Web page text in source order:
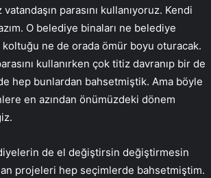
parasını kullanıyoruz. Kendi
O belediye binaları ne belediye
koltuğu ne de orada ömür boyu oturacak.
kullanırken çok titiz davranıp bir de
hep bunlardan bahsetmiştik. Ama böyle
en azından önümüzdeki dönem
de el değiştirsin değiştirmesin
projeleri hep seçimlerde bahsetmiştim.